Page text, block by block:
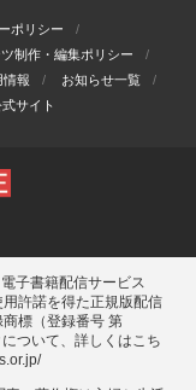
ポリシー
制作・編集ポリシー
情報
お知らせ一覧
サイト
子書籍配信サービス
許諾を得た正規版配信
標（登録番号 第
ついて、詳しくはこち